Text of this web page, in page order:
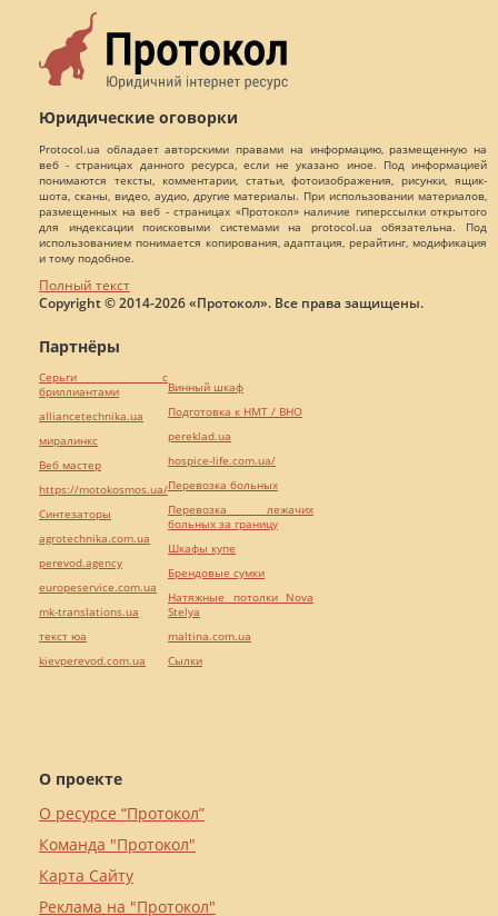
Юридические оговорки
Protocol.ua обладает авторскими правами на информацию, размещенную на
веб - страницах данного ресурса, если не указано иное. Под информацией
понимаются тексты, комментарии, статьи, фотоизображения, рисунки, ящик-
шота, сканы, видео, аудио, другие материалы. При использовании материалов,
размещенных на веб - страницах «Протокол» наличие гиперссылки открытого
для индексации поисковыми системами на protocol.ua обязательна. Под
использованием понимается копирования, адаптация, рерайтинг, модификация
и тому подобное.
Полный текст
Copyright © 2014-2026 «Протокол». Все права защищены.
О проекте
О ресурсе “Протокол”
Команда "Протокол"
Карта Сайту
Реклама на "Протокол"
Партнёры
Серьги с
бриллиантами
alliancetechnika.ua
миралинкс
Веб мастер
https://motokosmos.ua/
Синтезаторы
agrotechnika.com.ua
perevod.agency
europeservice.com.ua
mk-translations.ua
текст юа
kievperevod.com.ua
Винный шкаф
Подготовка к НМТ / ВНО
pereklad.ua
hospice-life.com.ua/
Перевозка больных
Перевозка лежачих
больных за границу
Шкафы купе
Брендовые сумки
Натяжные потолки Nova
Stelya
maltina.com.ua
Cылки